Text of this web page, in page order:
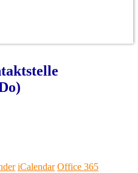
iCalendar Office 365